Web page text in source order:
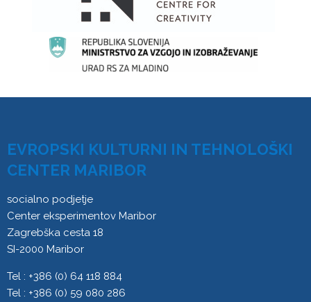
EVROPSKI KULTURNI IN TEHNOLOŠKI
CENTER MARIBOR
socialno podjetje
Center eksperimentov Maribor
Zagrebška cesta 18
SI-2000 Maribor
Tel : +386 (0) 64 118 884
Tel : +386 (0) 59 080 286